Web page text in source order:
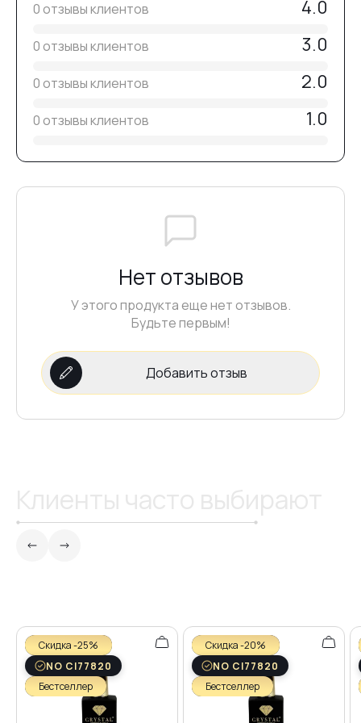
№9
№11
№12
№1
№13
№19
0 отзывы клиентов 4.0
0 отзывы клиентов 3.0
0 отзывы клиентов 2.0
0 отзывы клиентов 1.0
Нет отзывов
У этого продукта еще нет отзывов.
Будьте первым!
Добавить отзыв
Скидка -25%
NO CI77820
Бестселлер
Скидка -20%
NO CI77820
Бестселлер